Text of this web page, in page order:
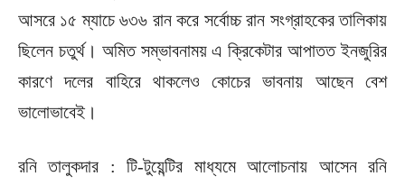
আসরে ১৫ ম্যাচে ৬৩৬ রান করে সর্বোচ্চ রান সংগ্রাহকের তালিকায়
ছিলেন চতুর্থ। অমিত সম্ভাবনাময় এ ক্রিকেটার আপাতত ইনজুরির
কারণে দলের বাহিরে থাকলেও কোচের ভাবনায় আছেন বেশ
ভালোভাবেই।
রনি তালুকদার : টি-টুয়েন্টির মাধ্যমে আলোচনায় আসেন রনি